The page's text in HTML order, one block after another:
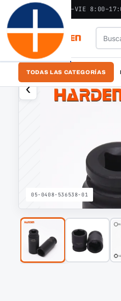
ABIERTO - LUN–VIE
TODAS LAS CATEGORÍAS
05-0408-536538-01
‹